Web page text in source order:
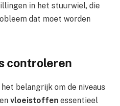
in het stuurwiel, die
dat moet worden
controleren
belangrijk om de niveaus
vloeistoffen essentieel